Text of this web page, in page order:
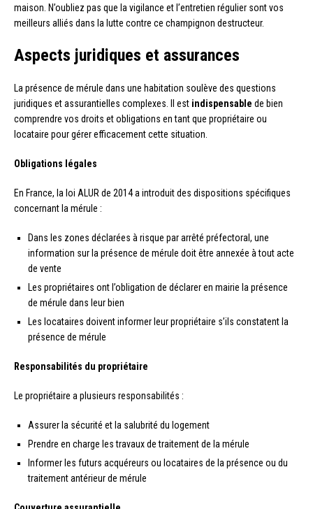
maison. N’oubliez pas que la vigilance et l’entretien régulier sont vos
meilleurs alliés dans la lutte contre ce champignon destructeur.
Aspects juridiques et assurances
La présence de mérule dans une habitation soulève des questions
juridiques et assurantielles complexes. Il est indispensable de bien
comprendre vos droits et obligations en tant que propriétaire ou
locataire pour gérer efficacement cette situation.
Obligations légales
En France, la loi ALUR de 2014 a introduit des dispositions spécifiques
concernant la mérule :
Dans les zones déclarées à risque par arrêté préfectoral, une
information sur la présence de mérule doit être annexée à tout acte
de vente
Les propriétaires ont l’obligation de déclarer en mairie la présence
de mérule dans leur bien
Les locataires doivent informer leur propriétaire s’ils constatent la
présence de mérule
Responsabilités du propriétaire
Le propriétaire a plusieurs responsabilités :
Assurer la sécurité et la salubrité du logement
Prendre en charge les travaux de traitement de la mérule
Informer les futurs acquéreurs ou locataires de la présence ou du
traitement antérieur de mérule